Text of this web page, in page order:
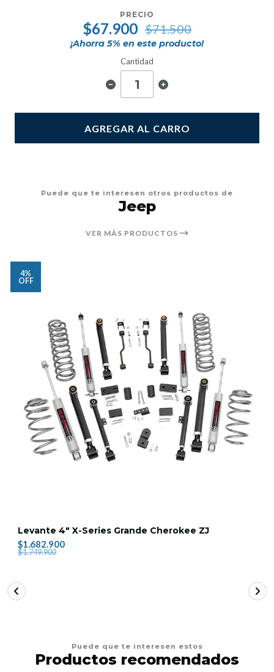
PRECIO
$67.900 $71.500
¡Ahorra 5% en este producto!
Cantidad
AGREGAR AL CARRO
Puede que te interesen otros productos de
Jeep
VER MÁS PRODUCTOS
4%
OFF
Levante 4" X-Series Grande Cherokee ZJ
$1.682.900
$1.749.900
Puede que te interesen estos
Productos recomendados